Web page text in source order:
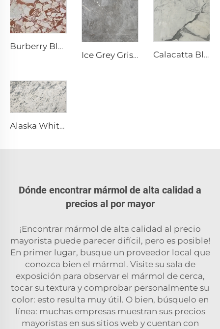
Burberry Blanco Piedra Natural Mármol con Patrón Irregular Rojo-Café
Ice Grey Gris Piedra Natural Mármol con Venas de Grietas Blancas Irregulares
Calacatta Blanco Piedra Natural Mármol con Vena y Patrón Gris
Alaska White Blanco Piedra Natural Mármol con Textura Moteada y Fragmentada Gris
Dónde encontrar mármol de alta calidad a
precios al por mayor
¡Encontrar mármol de alta calidad al precio
mayorista puede parecer difícil, pero es posible!
En primer lugar, busque un proveedor local que
conozca bien el mármol. Visite su sala de
exposición para observar el mármol de cerca,
tocar su textura y comprobar personalmente su
color: esto resulta muy útil. O bien, búsquelo en
línea: muchas empresas muestran sus precios
mayoristas en sus sitios web y cuentan con